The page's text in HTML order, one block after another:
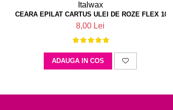
Italwax
CEARA EPILAT CARTUS ULEI DE ROZE FLEX
8,00 Lei
ADAUGA IN COS